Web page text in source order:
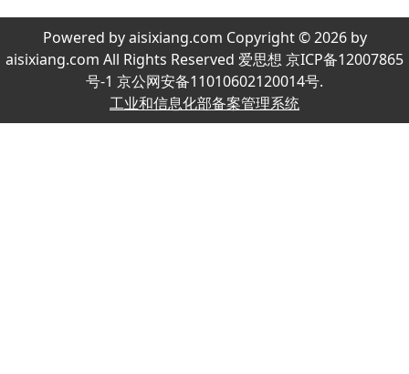
Powered by aisixiang.com Copyright © 2026 by
aisixiang.com All Rights Reserved 爱思想 京ICP备12007865
号-1 京公网安备11010602120014号.
工业和信息化部备案管理系统